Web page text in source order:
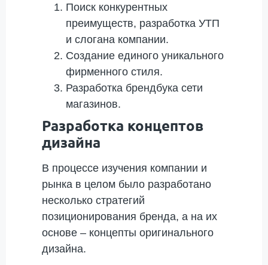
Поиск конкурентных
преимуществ, разработка УТП
и слогана компании.
Создание единого уникального
фирменного стиля.
Разработка брендбука сети
магазинов.
Разработка концептов
дизайна
В процессе изучения компании и
рынка в целом было разработано
несколько стратегий
позиционирования бренда, а на их
основе – концепты оригинального
дизайна.